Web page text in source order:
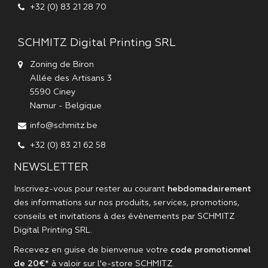
+32 (0) 83 21 28 70
SCHMITZ Digital Printing SRL
Zoning de Biron
Allée des Artisans 3
5590 Ciney
Namur - Belgique
info@schmitz.be
+32 (0) 83 21 62 58
NEWSLETTER
Inscrivez-vous pour rester au courant hebdomadairement
des informations sur nos produits, services, promotions,
conseils et invitations à des évènements par SCHMITZ
Digital Printing SRL.
Recevez en guise de bienvenue votre code promotionnel
de 20€* à valoir sur l'e-store SCHMITZ.